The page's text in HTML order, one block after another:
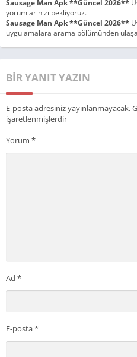
Sausage Man Apk **Güncel 2026**
yorumlarınızı bekliyoruz.
Sausage Man Apk **Güncel 2026**
uygulamalara arama bölümünden
BIR YANIT YAZIN
E-posta adresiniz yayınlanmayacak.
işaretlenmişlerdir
Yorum *
Ad *
E-posta*